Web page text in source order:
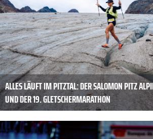
ALLES LÄUFT IM PITZTAL: DER SALOMON PITZ
UND DER 19. GLETSCHERMARATHON